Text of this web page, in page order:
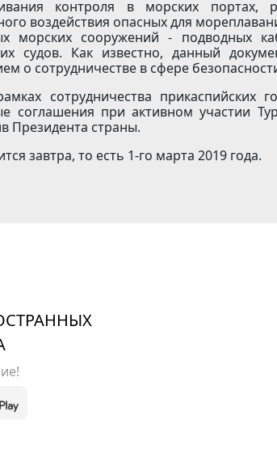
контроля в морских портах,
воздействия опасных для
морских сооружений - подводных
судов. Как известно, данный
о сотрудничестве в сфере
сотрудничества прикаспийских
соглашения при активном участии
Президента страны.
завтра, то есть 1-го марта 2019 года.